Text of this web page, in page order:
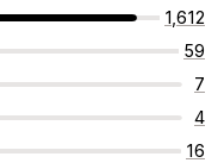
1,612
59
7
4
16